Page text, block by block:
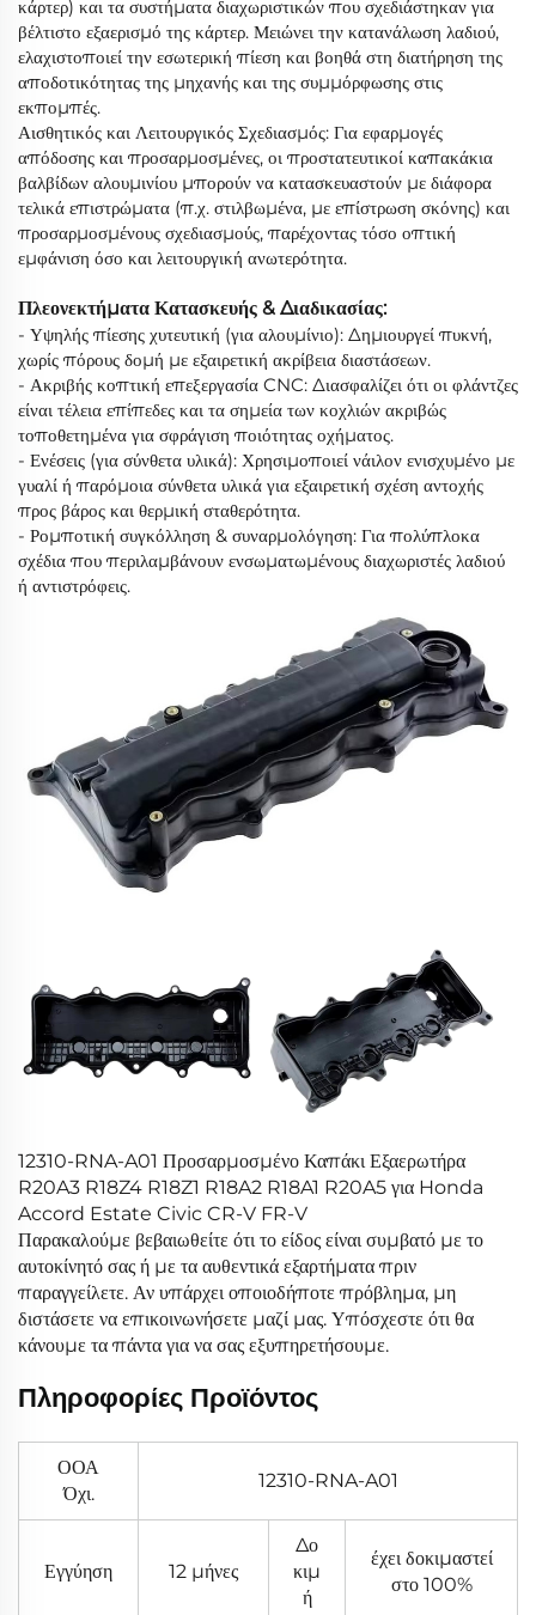
κάρτερ) και τα συστήματα διαχωριστικών που σχεδιάστηκαν για
βέλτιστο εξαερισμό της κάρτερ. Μειώνει την κατανάλωση λαδιού,
ελαχιστοποιεί την εσωτερική πίεση και βοηθά στη διατήρηση της
αποδοτικότητας της μηχανής και της συμμόρφωσης στις
εκπομπές.
Αισθητικός και Λειτουργικός Σχεδιασμός: Για εφαρμογές
απόδοσης και προσαρμοσμένες, οι προστατευτικοί καπακάκια
βαλβίδων αλουμινίου μπορούν να κατασκευαστούν με διάφορα
τελικά επιστρώματα (π.χ. στιλβωμένα, με επίστρωση σκόνης) και
προσαρμοσμένους σχεδιασμούς, παρέχοντας τόσο οπτική
εμφάνιση όσο και λειτουργική ανωτερότητα.
Πλεονεκτήματα Κατασκευής & Διαδικασίας:
- Υψηλής πίεσης χυτευτική (για αλουμίνιο): Δημιουργεί πυκνή,
χωρίς πόρους δομή με εξαιρετική ακρίβεια διαστάσεων.
- Ακριβής κοπτική επεξεργασία CNC: Διασφαλίζει ότι οι φλάντζες
είναι τέλεια επίπεδες και τα σημεία των κοχλιών ακριβώς
τοποθετημένα για σφράγιση ποιότητας οχήματος.
- Ενέσεις (για σύνθετα υλικά): Χρησιμοποιεί νάιλον ενισχυμένο με
γυαλί ή παρόμοια σύνθετα υλικά για εξαιρετική σχέση αντοχής
προς βάρος και θερμική σταθερότητα.
- Ρομποτική συγκόλληση & συναρμολόγηση: Για πολύπλοκα
σχέδια που περιλαμβάνουν ενσωματωμένους διαχωριστές λαδιού
ή αντιστρόφεις.
12310-RNA-A01 Προσαρμοσμένο Καπάκι Εξαερωτήρα
R20A3 R18Z4 R18Z1 R18A2 R18A1 R20A5 για Honda
Accord Estate Civic CR-V FR-V
Παρακαλούμε βεβαιωθείτε ότι το είδος είναι συμβατό με το
αυτοκίνητό σας ή με τα αυθεντικά εξαρτήματα πριν
παραγγείλετε. Αν υπάρχει οποιοδήποτε πρόβλημα, μη
διστάσετε να επικοινωνήσετε μαζί μας. Υπόσχεστε ότι θα
κάνουμε τα πάντα για να σας εξυπηρετήσουμε.
Πληροφορίες Προϊόντος
ΟΟΑ
Όχι.
12310-RNA-A01
Εγγύηση 12 μήνες
Δο
κιμ
ή
έχει δοκιμαστεί
στο 100%